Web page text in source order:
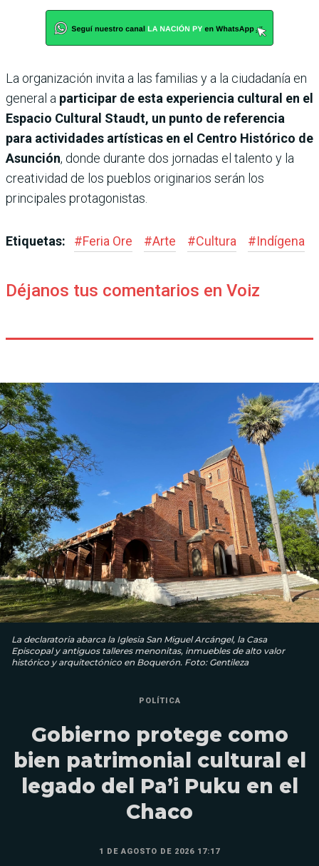
La organización invita a las familias y a la ciudadanía en
general a participar de esta experiencia cultural en el
Espacio Cultural Staudt, un punto de referencia
para actividades artísticas en el Centro Histórico de
Asunción, donde durante dos jornadas el talento y la
creatividad de los pueblos originarios serán los
principales protagonistas.
Etiquetas: #Feria Ore #Arte #Cultura #Indígena
Déjanos tus comentarios en Voiz
La declaratoria abarca la Iglesia San Miguel Arcángel, la Casa
Episcopal y antiguos talleres menonitas, inmuebles de alto valor
histórico y arquitectónico en Boquerón. Foto: Gentileza
POLÍTICA
Gobierno protege como
bien patrimonial cultural el
legado del Pa’i Puku en el
Chaco
1 DE AGOSTO DE 2026 17:17